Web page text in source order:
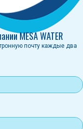
MESA WATER
почту каждые два